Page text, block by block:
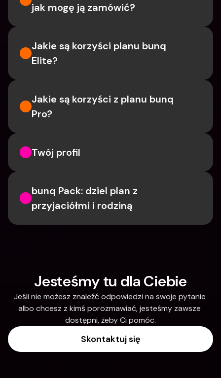
jak mogę ją zamówić?
Jakie są korzyści planu bunq
Elite?
Jakie są korzyści z planu bunq
Pro?
Twój profil
bunq Pack: dziel plan z
przyjaciółmi i rodziną
Jesteśmy tu dla Ciebie
Jeśli nie możesz znaleźć odpowiedzi na swoje pytanie
albo chcesz z kimś porozmawiać, jesteśmy zawsze
dostępni, żeby Ci pomóc.
Skontaktuj się